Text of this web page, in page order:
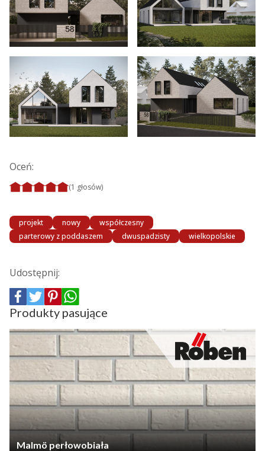
Oceń:
(1 głosów)
projekt nowy
współczesny
parterowy z poddaszem
dwuspadzisty wielkopolskie
Udostępnij:
Produkty pasujące
Malmö perłowobiała